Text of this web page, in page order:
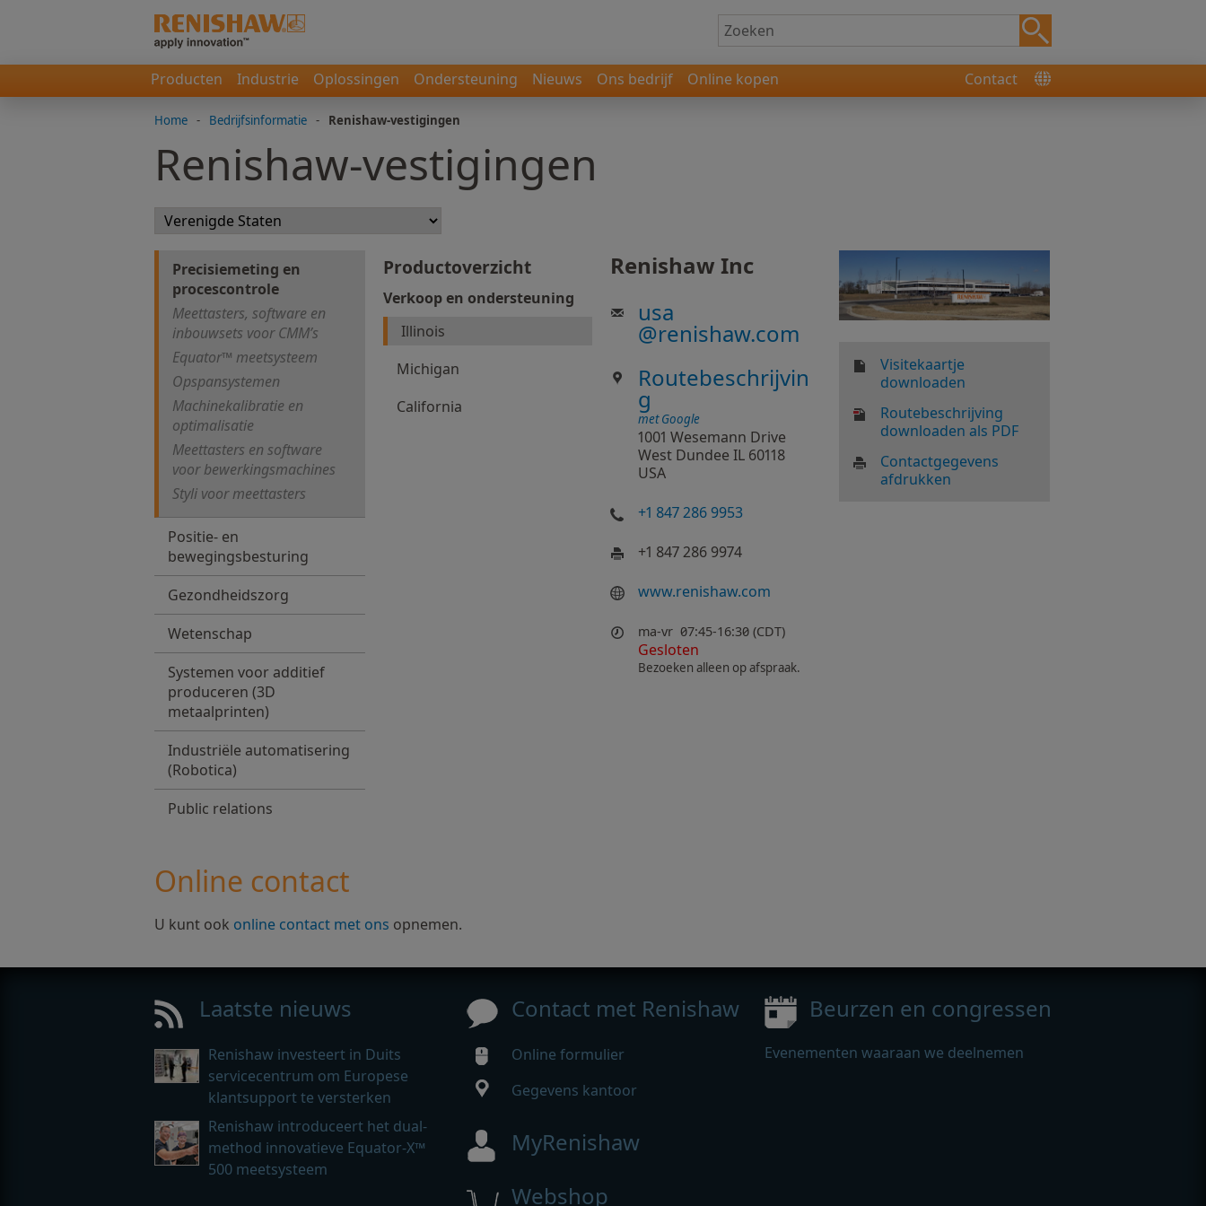
Producten Industrie Oplossingen Ondersteuning Nieuws Ons bedrijf Online kopen Contact
Home - Bedrijfsinformatie - Renishaw-vestigingen
Renishaw-vestigingen
Precisiemeting en
procescontrole
Meettasters, software en
inbouwsets voor CMM’s
Equator™ meetsysteem
Opspansystemen
Machinekalibratie en
optimalisatie
Meettasters en software
voor bewerkingsmachines
Styli voor meettasters
Positie- en
bewegingsbesturing
Gezondheidszorg
Wetenschap
Systemen voor additief
produceren (3D
metaalprinten)
Industriële automatisering
(Robotica)
Public relations
Productoverzicht
Verkoop en ondersteuning
Illinois
Michigan
California
Renishaw Inc
usa
@renishaw.com
Routebeschrijvin
g
met Google
1001 Wesemann Drive
West Dundee IL 60118
USA
+1 847 286 9953
+1 847 286 9974
www.renishaw.com
ma-vr 07:45-16:30 (CDT)
Gesloten
Bezoeken alleen op afspraak.
Visitekaartje
downloaden
Routebeschrijving
downloaden als PDF
Contactgegevens
afdrukken
Online contact
U kunt ook online contact met ons opnemen.
Laatste nieuws
Renishaw investeert in Duits
servicecentrum om Europese
klantsupport te versterken
Renishaw introduceert het dual-
method innovatieve Equator-X™
500 meetsysteem
Contact met Renishaw
Online formulier
Gegevens kantoor
MyRenishaw
Webshop
Beurzen en congressen
Evenementen waaraan we deelnemen